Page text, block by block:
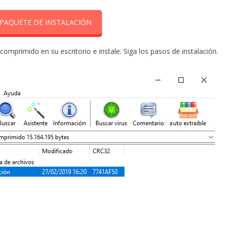
DE INSTALACIÓN
en su escritorio e instale. Siga los pasos de instalación.